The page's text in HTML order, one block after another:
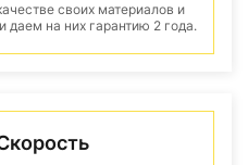
своих материалов и
даем на них гарантию 2 года.